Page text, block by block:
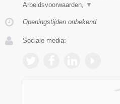
Arbeidsvoorwaarden, ▼
Openingstijden onbekend
Sociale media: